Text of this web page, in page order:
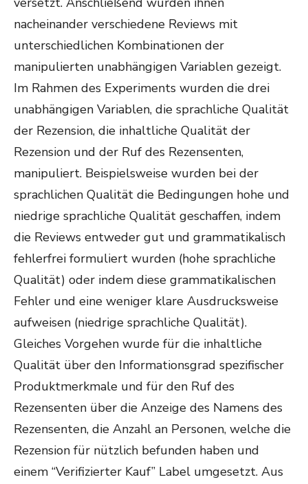
nacheinander verschiedene Reviews mit
unterschiedlichen Kombinationen der
manipulierten unabhängigen Variablen gezeigt.
Im Rahmen des Experiments wurden die drei
unabhängigen Variablen, die sprachliche Qualität
der Rezension, die inhaltliche Qualität der
Rezension und der Ruf des Rezensenten,
manipuliert. Beispielsweise wurden bei der
sprachlichen Qualität die Bedingungen hohe und
niedrige sprachliche Qualität geschaffen, indem
die Reviews entweder gut und grammatikalisch
fehlerfrei formuliert wurden (hohe sprachliche
Qualität) oder indem diese grammatikalischen
Fehler und eine weniger klare Ausdrucksweise
aufweisen (niedrige sprachliche Qualität).
Gleiches Vorgehen wurde für die inhaltliche
Qualität über den Informationsgrad spezifischer
Produktmerkmale und für den Ruf des
Rezensenten über die Anzeige des Namens des
Rezensenten, die Anzahl an Personen, welche die
Rezension für nützlich befunden haben und
einem “Verifizierter Kauf” Label umgesetzt. Aus